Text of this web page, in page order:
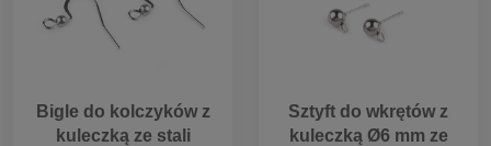
Bigle do kolczyków z
kuleczką ze stali
Sztyft do wkrętów z
kuleczką Ø6 mm ze